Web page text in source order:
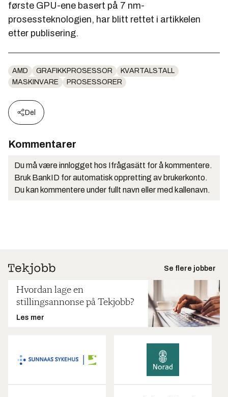
første GPU-ene basert på 7 nm-
prosessteknologien, har blitt rettet i artikkelen
etter publisering.
AMD GRAFIKKPROSESSOR
KVARTALSTALL
MASKINVARE
PROSESSORER
Del
Kommentarer
Du må være innlogget hos Ifrågasätt for å kommentere.
Bruk BankID for automatisk oppretting av brukerkonto.
Du kan kommentere under fullt navn eller med kallenavn.
Se flere jobber
Hvordan lage en
stillingsannonse på Tekjobb?
Les mer